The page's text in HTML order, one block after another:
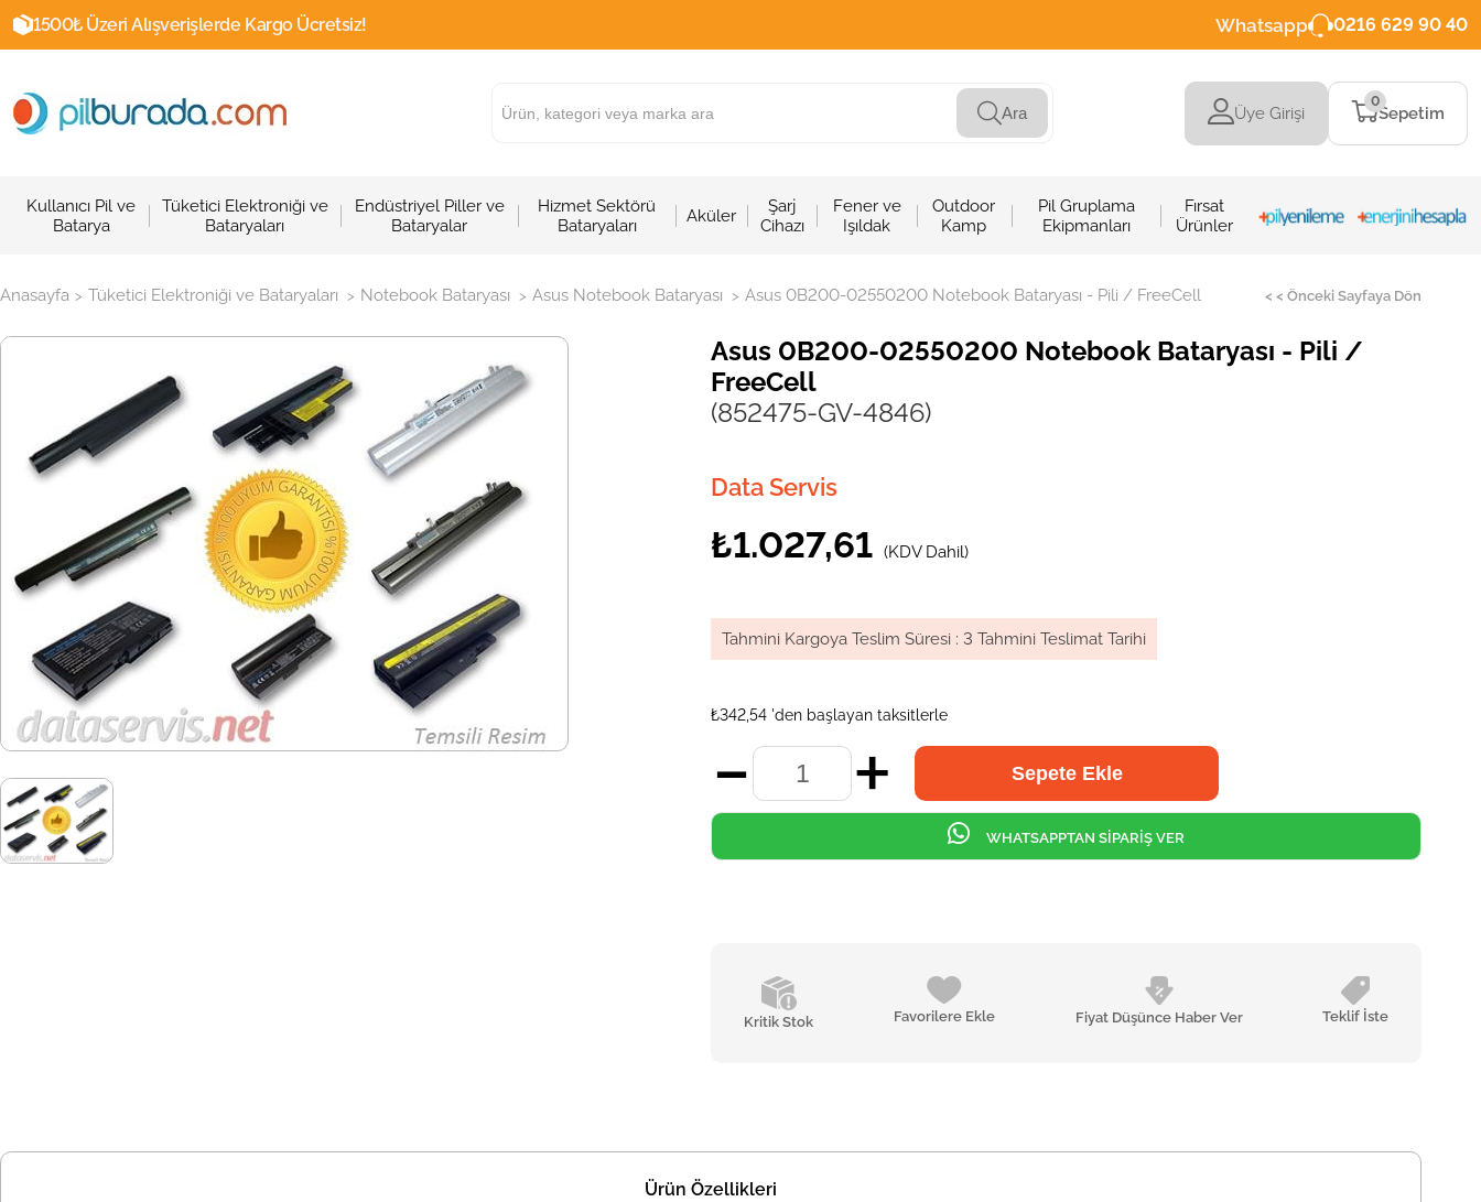
1500₺ Üzeri Alışverişlerde Kargo Ücretsiz! Whatsapp 0216 629 90 40
Ara Üye Girişi Sepetim
0
Kullanıcı Pil ve
Batarya
Tüketici Elektroniği ve
Bataryaları
Endüstriyel Piller ve
Bataryalar
Hizmet Sektörü
Bataryaları
Aküler
Şarj
Cihazı
Fener ve
Işıldak
Outdoor
Kamp
Pil Gruplama
Ekipmanları
Fırsat
Ürünler
Anasayfa > Tüketici Elektroniği ve Bataryaları > Notebook Bataryası > Asus Notebook Bataryası > Asus 0B200-02550200 Notebook Bataryası - Pili / FreeCell < < Önceki Sayfaya Dön
Asus 0B200-02550200 Notebook Bataryası - Pili /
FreeCell
(852475-GV-4846)
Data Servis
₺1.027,61 (KDV Dahil)
Tahmini Kargoya Teslim Süresi : 3 Tahmini Teslimat Tarihi
₺342,54 'den başlayan taksitlerle
Kritik Stok Favorilere Ekle Fiyat Düşünce Haber Ver Teklif İste
WHATSAPPTAN SİPARİŞ VER
Ürün Özellikleri